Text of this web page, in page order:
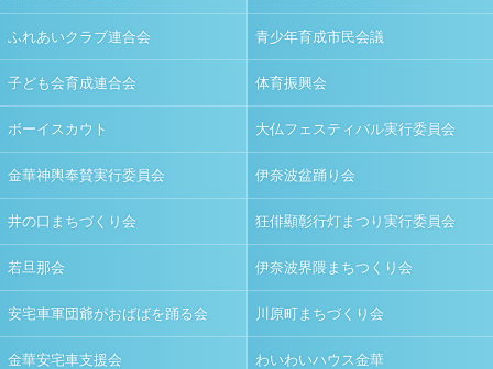
ふれあいクラブ連合会 青少年育成市民会議
子ども会育成連合会 体育振興会
ボーイスカウト 大仏フェスティバル実行委員会
金華神輿奉賛実行委員会 伊奈波盆踊り会
井の口まちづくり会 狂俳顯彰行灯まつり実行委員会
若旦那会 伊奈波界隈まちつくり会
安宅車軍団爺がおばばを踊る会 川原町まちづくり会
金華安宅車支援会 わいわいハウス金華